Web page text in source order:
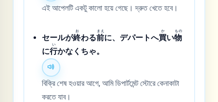
এই আপেলটি একটু কালো হয়ে গেছে। দ্রুত খেতে হবে।
セールが終
お
わる前
まえ
に、デパートへ買
か
い物
もの
に行
い
かなくちゃ。
বিক্রি শেষ হওয়ার আগে, আমি ডিপার্টমেন্ট স্টোরে কেনাকাটা
করতে যাব।